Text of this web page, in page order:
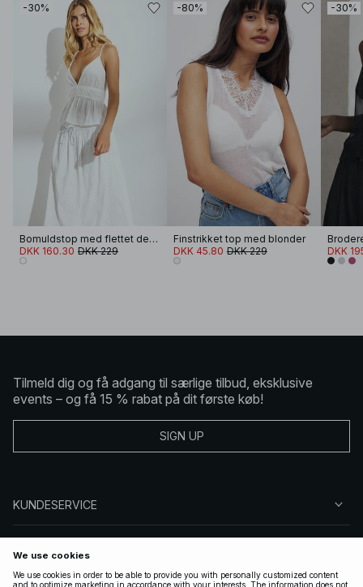
-30%
Bomuldstop med flettet detalje
DKK 160.30 DKK 229
-80%
Finstrikket top med blonder
DKK 45.80 DKK 229
-30%
DKK
Tilmeld dig og få adgang til særlige tilbud, eksklusive
events – og få 15 % rabat på dit første køb!
SIGN UP
KUNDESERVICE